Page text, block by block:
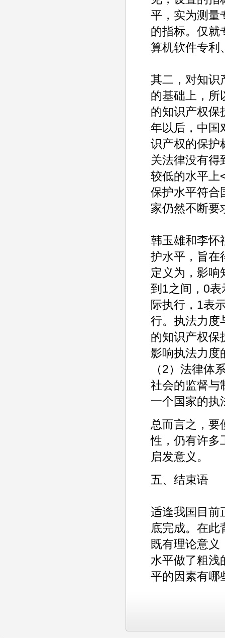
平，实为测量
的指标。仅就
算机软件专利
其二，对知识
的基础上，所
的知识产权保
年以后，中国
识产权的保护
关法律没有得
较低的水平上
保护水平符合
家仍然不断要
韩玉雄和李怀
护水平，旨在
定义为，影响
到1之间，0
际执行，1表
行。执法力度
的知识产权保
影响执法力度
（2）法律体
社会的监督与
一个国家的执
总而言之，要
性，仍有许多
启发意义。
五、结束语
适逢我国目前
底完成。在此
既有理论意义
水平做了粗浅
平的因素有哪